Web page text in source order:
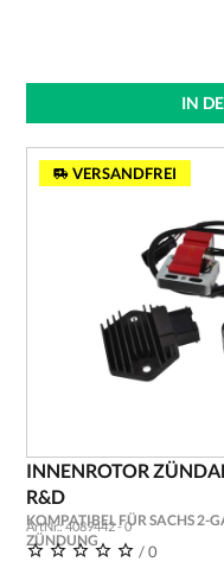
IN
VERSANDFREI
INNENROTOR
R&D
KOMPATIBEL FÜR SACHS 2-
ZÜNDUNG
ArtNr.: 4089442 - 0
/ 0